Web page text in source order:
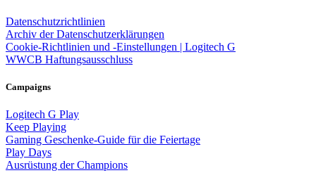
Datenschutzrichtlinien
Archiv der Datenschutzerklärungen
Cookie-Richtlinien und -Einstellungen | Logitech G
WWCB Haftungsausschluss
Campaigns
Logitech G Play
Keep Playing
Gaming Geschenke-Guide für die Feiertage
Play Days
Ausrüstung der Champions